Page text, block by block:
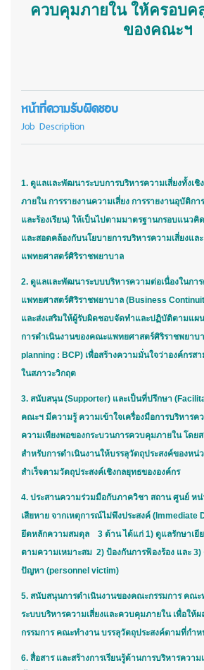
ควบคุมภายใน ให้ครอบค
ของคณะฯ
หน้าที่ความรับผิดชอบ
Job Description
1. ดูแลและพัฒนาระบบการบริหารความเสี่ยงทั้งเชิ
ภายใน การรายงานความเสี่ยง การรายงานอุบัติก
และร้องเรียน) ให้เป็นไปตามมาตรฐานกรอบแนวคิ
และสอดคล้องกับนโยบายการบริหารความเสี่ยงแ
แพทยศาสตร์ศิริราชพยาบาล
2. ดูแลและพัฒนาระบบบริหารความต่อเนื่องในกา
แพทยศาสตร์ศิริราชพยาบาล (Business
และส่งเสริมให้ผู้รับผิดชอบจัดทำและปฏิบัติตามแผ
การดำเนินงานของคณะแพทยศาสตร์ศิริราชพยาบ
planning : BCP) เพื่อสร้างความมั่นใจว่าองค์กรส
ในสภาวะวิกฤต
3. สนับสนุน (Supporter) และเป็นที่ปรึกษา
คณะฯ มีความรู้ ความเข้าใจเครื่องมือการบริหารค
ความเพียงพอของกระบวนการควบคุมภายใน โดย
สำหรับการดำเนินงานให้บรรลุวัตถุประสงค์ของหน่
สำเร็จตามวัตถุประสงค์เชิงกลยุทธขององค์กร
4. ประสานความร่วมมือกับภาควิชา สถาน ศูนย์ ห
เสียหาย จากเหตุการณ์ไม่พึงประสงค์ (Immediate
ยึดหลักความสมดุล 3 ด้าน ได้แก่ 1) ดูแลรักษาเยีย
ตามความเหมาะสม 2) ป้องกันการฟ้องร้อง และ
ปัญหา (personnel victim)
5. สนับสนุนการดำเนินงานของคณะกรรมการ คณะ
ระบบบริหารความเสี่ยงและควบคุมภายใน เพื่อให้
กรรมการ คณะทำงาน บรรลุวัตถุประสงค์ตามที่กำห
6. สื่อสาร และสร้างการเรียนรู้ด้านการบริหารควา